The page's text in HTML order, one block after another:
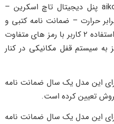
از دیگر قابلیت های صندوق aiko پنل ديجیتال تاچ اسكرين –
حرارت – ضمانت نامه كتبی و
خدمات پس از فروش – قابلیت استفاده ٢ كاربر با رمز های متفاوت
سیستم قفل مكانيكی در كنار
این مدل یک سال ضمانت نامه
تعیین کرده است.
این مدل یک سال ضمانت نامه